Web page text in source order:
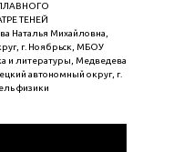
ТЕНЕЙ
Наталья Михайловна,
г. Ноябрьск, МБОУ
и литературы, Медведева
автономный округ, г.
физики